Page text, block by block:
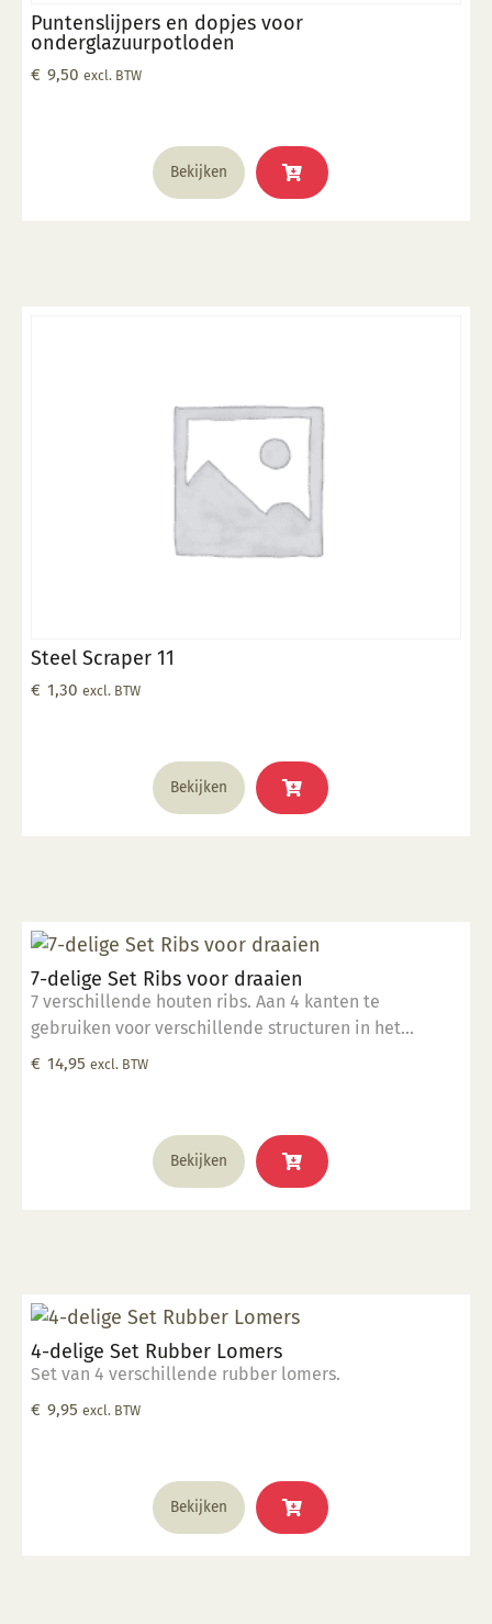
Puntenslijpers en dopjes voor
onderglazuurpotloden
€ 9,50 excl. BTW
Bekijken
Steel Scraper 11
€ 1,30 excl. BTW
Bekijken
7-delige Set Ribs voor draaien
7 verschillende houten ribs. Aan 4 kanten te
gebruiken voor verschillende structuren in het
draaiwerk.
€ 14,95 excl. BTW
Bekijken
4-delige Set Rubber Lomers
Set van 4 verschillende rubber lomers.
€ 9,95 excl. BTW
Bekijken